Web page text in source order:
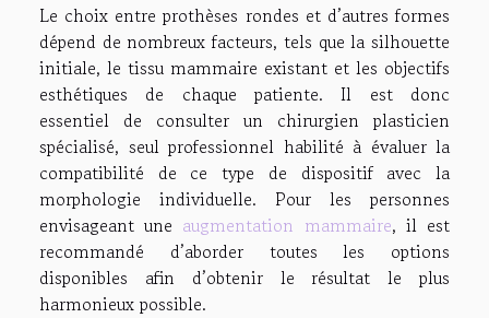
Le choix entre prothèses rondes et d’autres formes
dépend de nombreux facteurs, tels que la silhouette
initiale, le tissu mammaire existant et les objectifs
esthétiques de chaque patiente. Il est donc
essentiel de consulter un chirurgien plasticien
spécialisé, seul professionnel habilité à évaluer la
compatibilité de ce type de dispositif avec la
morphologie individuelle. Pour les personnes
envisageant une augmentation mammaire, il est
recommandé d’aborder toutes les options
disponibles afin d’obtenir le résultat le plus
harmonieux possible.